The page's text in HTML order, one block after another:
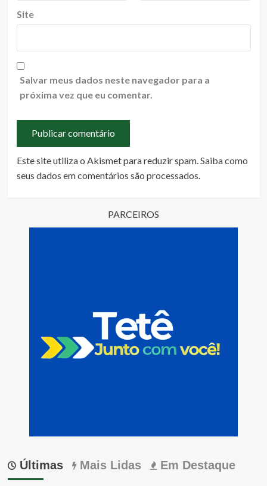
Site
Salvar meus dados neste navegador para a
próxima vez que eu comentar.
Este site utiliza o Akismet para reduzir spam. Saiba como
seus dados em comentários são processados
PARCEIROS
Últimas Mais Lidas Em Destaque